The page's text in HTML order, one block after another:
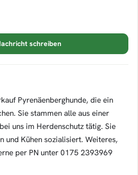
schreiben
Pyrenäenberghunde, die ein
Sie stammen alle aus einer
uns im Herdenschutz tätig. Sie
und Kühen sozialisiert. Weiteres,
per PN unter 0175 2393969